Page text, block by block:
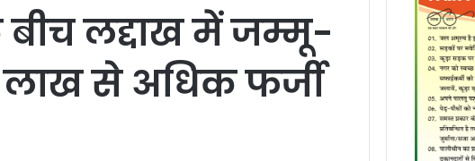
बीच लद्दाख में जम्मू-
लाख से अधिक फर्जी